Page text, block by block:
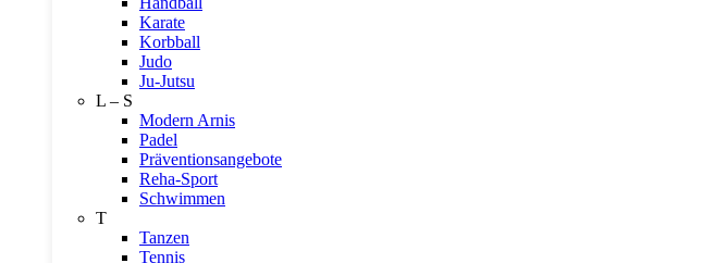
Karate
Korbball
Judo
Ju-Jutsu
L – S
Modern Arnis
Padel
Präventionsangebote
Reha-Sport
Schwimmen
T
Tanzen
Tennis